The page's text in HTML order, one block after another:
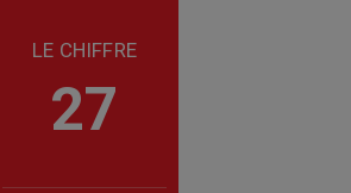
LE CHIFFRE
27